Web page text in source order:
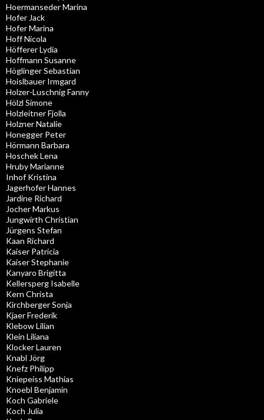
Hoermanseder Marina
Hofer Jack
Hofer Marina
Hoff Nicola
Höfferer Lydia
Hoffmann Susanne
Höglinger Sebastian
Hoislbauer Irmgard
Holzer-Luschnig Fanny
Hölzl Simone
Holzleitner Fjolla
Holzner Natalie
Honegger Peter
Hörmann Barbara
Hoschek Lena
Hruby Marianne
Inhof Kristina
Jagerhofer Hannes
Jardine Richard
Jocher Markus
Jungwirth Christian
Jürgens Stefan
Kaan Richard
Kaiser Patricia
Kaiser Stephanie
Kanyaro Brigitta
Kellersperg Isabelle
Kern Christa
Kirchberger Sonja
Kjaer Frederik
Klebow Lilian
Klein Liliana
Klocker Lauren
Knabl Jörg
Knefz Philipp
Kniepeiss Mathias
Knoebl Benjamin
Koch Gabriele
Koch Julia